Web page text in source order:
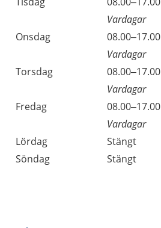
Vardagar
Onsdag
08.00–17.00
Vardagar
Torsdag
08.00–17.00
Vardagar
Fredag
08.00–17.00
Vardagar
Lördag
Stängt
Söndag
Stängt